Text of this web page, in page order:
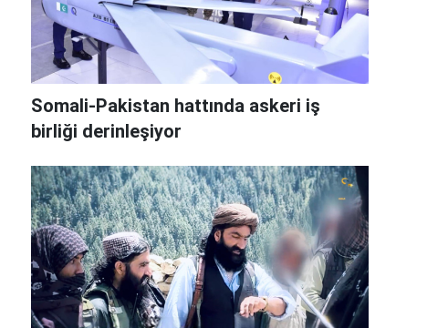
Somali-Pakistan hattında askeri iş
birliği derinleşiyor